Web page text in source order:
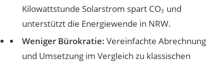
Kilowattstunde Solarstrom spart CO₂ und
unterstützt die Energiewende in NRW.
Weniger Bürokratie: Vereinfachte Abrechnung
und Umsetzung im Vergleich zu klassischen